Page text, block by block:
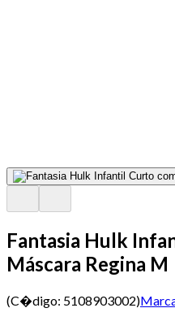
Fantasia Hulk
Máscara Regina M
(C�digo: 5108903002)